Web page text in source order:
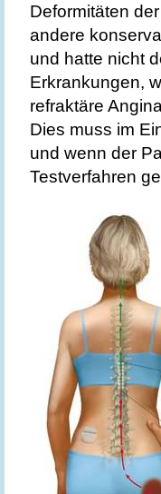
Deformitäten
andere
und hatte nicht
Erkrankungen,
refraktäre
Dies muss im
und wenn der
Testverfahren